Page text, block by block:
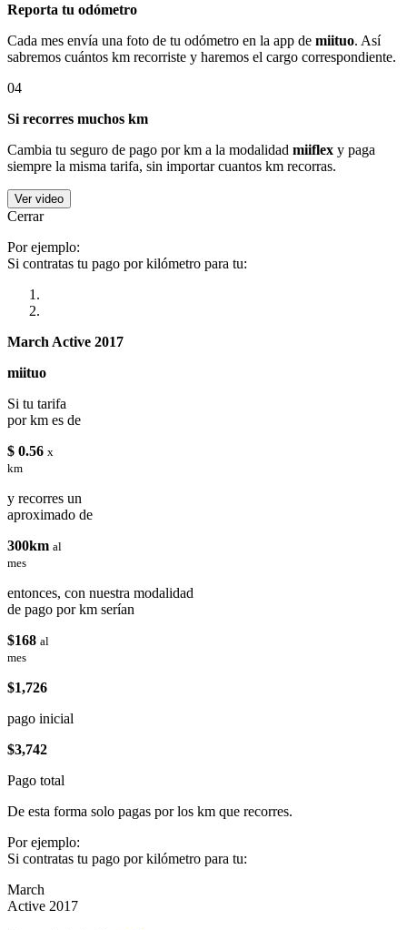
Reporta tu odómetro
Cada mes envía una foto de tu odómetro en la app de miituo. Así
sabremos cuántos km recorriste y haremos el cargo correspondiente.
04
Si recorres muchos km
Cambia tu seguro de pago por km a la modalidad miiflex y paga
siempre la misma tarifa, sin importar cuantos km recorras.
Ver video
Cerrar
Por ejemplo:
Si contratas tu pago por kilómetro para tu:
March Active 2017
miituo
Si tu tarifa
por km es de
$ 0.56 x
km
y recorres un
aproximado de
300km al
mes
entonces, con nuestra modalidad
de pago por km serían
$168 al
mes
$1,726
pago inicial
$3,742
Pago total
De esta forma solo pagas por los km que recorres.
Por ejemplo:
Si contratas tu pago por kilómetro para tu:
March
Active 2017